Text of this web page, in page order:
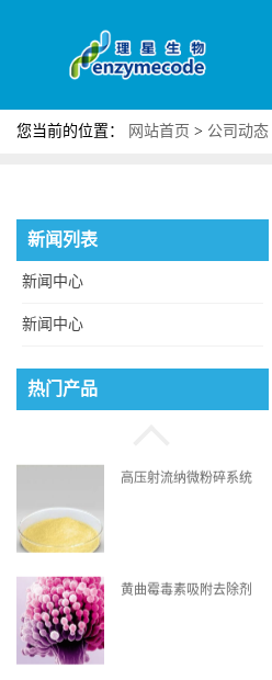
您当前的位置： 网站首页 > 公司动态
新闻列表
新闻中心
新闻中心
热门产品
磷脂酰丝氨酸
高压射流纳微粉碎系统
黄曲霉毒素吸附去除剂